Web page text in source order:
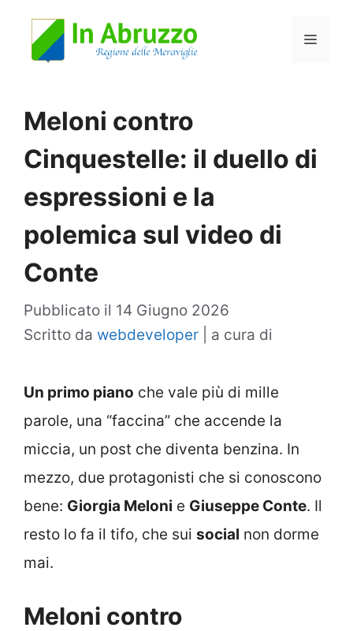
Menu
Meloni contro
Cinquestelle: il duello di
espressioni e la
polemica sul video di
Conte
Pubblicato il 14 Giugno 2026
Scritto da webdeveloper a cura di
Un primo piano che vale più di mille
parole, una “faccina” che accende la
miccia, un post che diventa benzina. In
mezzo, due protagonisti che si conoscono
bene: Giorgia Meloni e Giuseppe Conte. Il
resto lo fa il tifo, che sui social non dorme
mai.
Meloni contro